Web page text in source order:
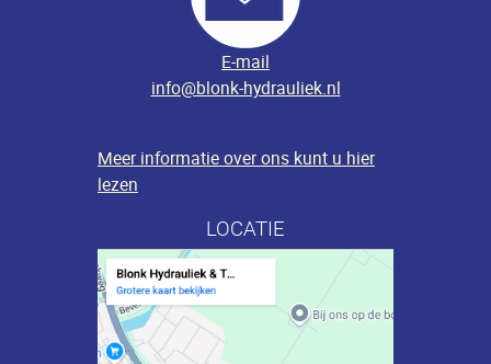
E-mail
info@blonk-hydrauliek.nl
Meer informatie over ons kunt u hier
lezen
LOCATIE